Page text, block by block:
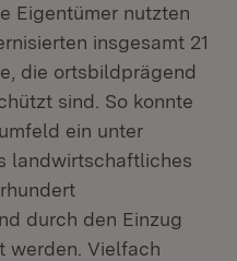
Eigentümer nutzten
insgesamt 21
die ortsbildprägend
sind. So konnte
ein unter
landwirtschaftliches
durch den Einzug
werden. Vielfach